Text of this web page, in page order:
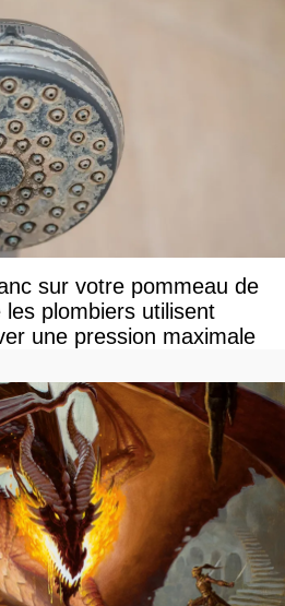
sur votre pommeau de
plombiers utilisent
une pression maximale